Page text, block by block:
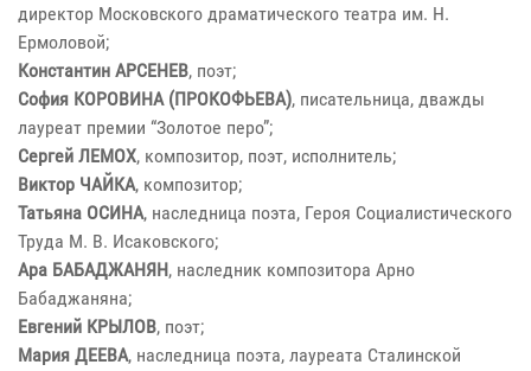
директор Московского драматического театра им. Н.
Ермоловой;
Константин АРСЕНЕВ, поэт;
София КОРОВИНА (ПРОКОФЬЕВА), писательница, дважды
лауреат премии “Золотое перо”;
Сергей ЛЕМОХ, композитор, поэт, исполнитель;
Виктор ЧАЙКА, композитор;
Татьяна ОСИНА, наследница поэта, Героя Социалистического
Труда М. В. Исаковского;
Ара БАБАДЖАНЯН, наследник композитора Арно
Бабаджаняна;
Евгений КРЫЛОВ, поэт;
Мария ДЕЕВА, наследница поэта, лауреата Сталинской